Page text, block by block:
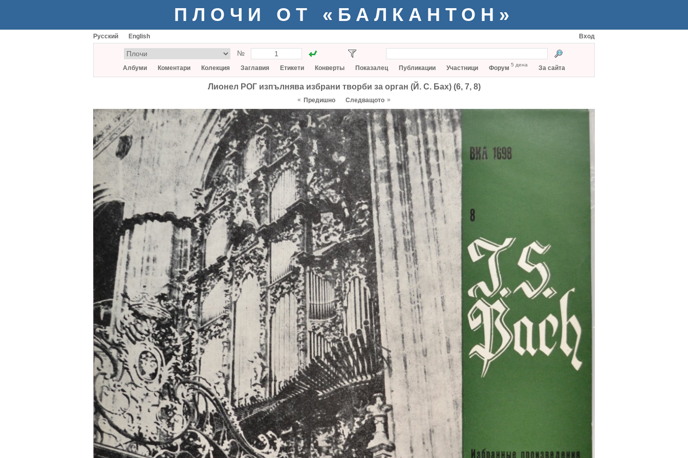
ПЛОЧИ ОТ «БАЛКАНТОН»
Русский English Вход
№
Албуми Коментари Колекция Заглавия Етикети Конверты Показалец Публикации Участници Форум 5 дена За сайта
Лионел РОГ изпълнява избрани творби за орган (Й. С. Бах) (6, 7, 8)
« Предишно Следващото »